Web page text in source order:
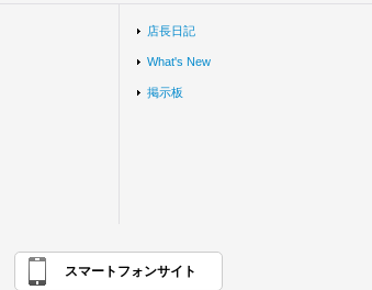
店長日記
What's New
掲示板
スマートフォンサイト